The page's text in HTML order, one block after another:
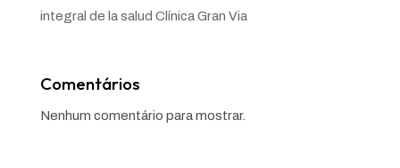
integral de la salud Clínica Gran Via
Comentários
Nenhum comentário para mostrar.